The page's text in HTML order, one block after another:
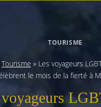
TOURISME
Tourisme » Les voyageurs
le mois de la fierté à